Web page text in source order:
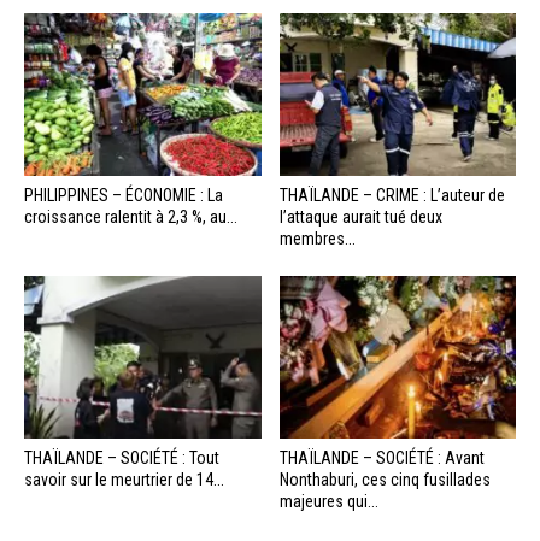
PHILIPPINES – ÉCONOMIE : La
croissance ralentit à 2,3 %, au...
THAÏLANDE – CRIME : L’auteur de
l’attaque aurait tué deux
membres...
THAÏLANDE – SOCIÉTÉ : Tout
savoir sur le meurtrier de 14...
THAÏLANDE – SOCIÉTÉ : Avant
Nonthaburi, ces cinq fusillades
majeures qui...